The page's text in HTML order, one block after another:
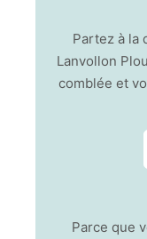
Partez à la
Lanvollon
comblée et
Parce que